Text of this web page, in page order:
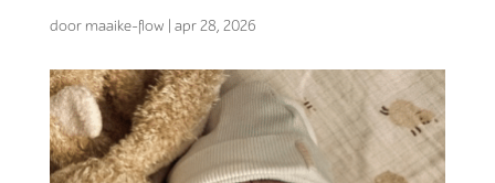
door maaike-flow | apr 28, 2026